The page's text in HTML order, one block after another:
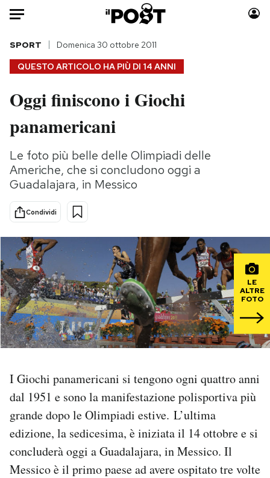
Auto
HOME
Italia
Politica
Tecnologia
Internet
Scienza
Cultura
Economia
Sport
Moda
Storie/Idee
Ok Boomer!
Mondiali calcio 2026
PODCAST
NEWSLETTER
I MIEI PREFERITI
SHOP
CALENDARIO
QUESTO ARTICOLO HA PIÙ DI 14 ANNI
SPORT Domenica 30 ottobre 2011
Oggi finiscono i Giochi
panamericani
Le foto più belle delle Olimpiadi delle
Americhe, che si concludono oggi a
Guadalajara, in Messico
Condividi
LE
ALTRE
FOTO
I Giochi panamericani si tengono ogni quattro anni
dal 1951 e sono la manifestazione polisportiva più
grande dopo le Olimpiadi estive. L’ultima
edizione, la sedicesima, è iniziata il 14 ottobre e si
concluderà oggi a Guadalajara, in Messico. Il
Messico è il primo paese ad avere ospitato tre volte